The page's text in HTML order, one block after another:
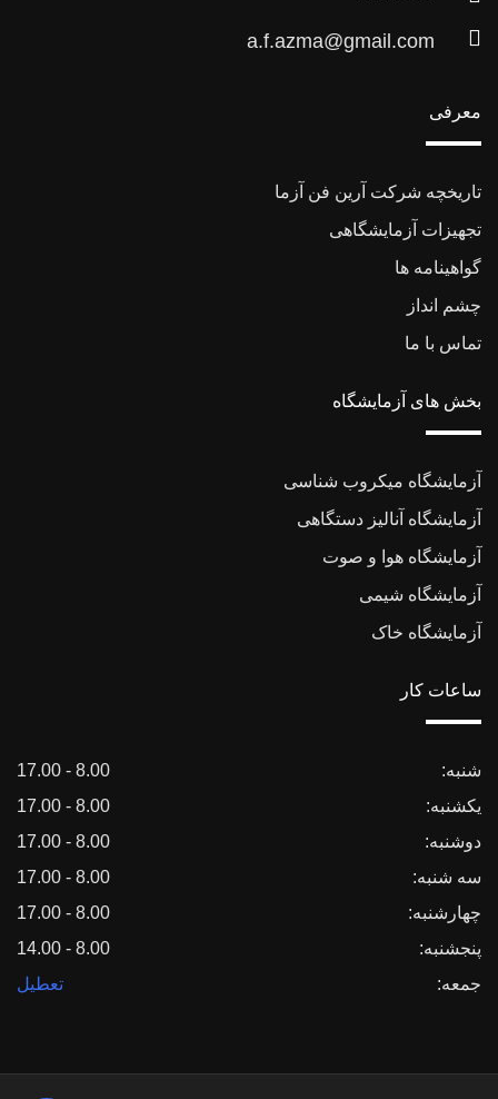
a.f.azma@gmail.com
معرفی
تاریخچه شرکت آرین فن آزما
تجهیزات آزمایشگاهی
گواهینامه ها
چشم انداز
تماس با ما
بخش های آزمایشگاه
آزمایشگاه میکروب شناسی
آزمایشگاه آنالیز دستگاهی
آزمایشگاه هوا و صوت
آزمایشگاه شیمی
آزمایشگاه خاک
ساعات کار
شنبه:
8.00 - 17.00
یکشنبه:
8.00 - 17.00
دوشنبه:
8.00 - 17.00
سه شنبه:
8.00 - 17.00
چهارشنبه:
8.00 - 17.00
پنجشنبه:
8.00 - 14.00
جمعه:
تعطیل